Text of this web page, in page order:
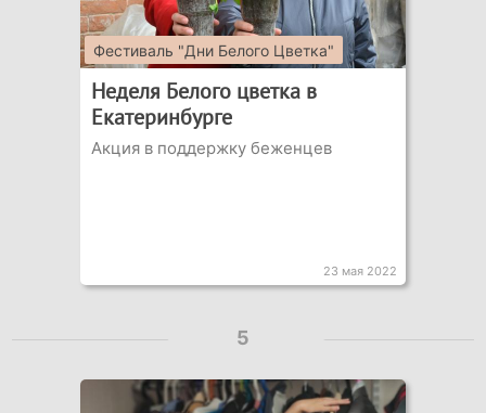
Фестиваль "Дни Белого Цветка"
Неделя Белого цветка в
Екатеринбурге
Акция в поддержку беженцев
23 мая 2022
5